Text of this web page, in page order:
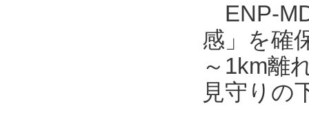
ENP-
感」を確
～1km離
見守りの